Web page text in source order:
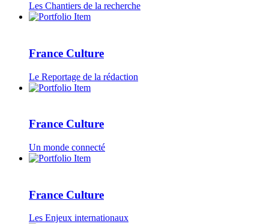
Les Chantiers de la recherche
France Culture
Le Reportage de la rédaction
France Culture
Un monde connecté
France Culture
Les Enjeux internationaux